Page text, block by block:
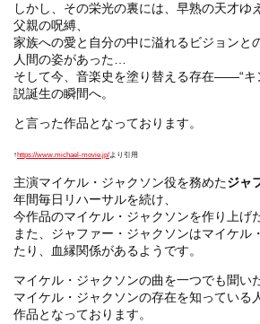
しかし、その栄光の裏には、早熟の天才ゆ
父親の呪縛、
家族への愛と自分の中に溢れるビジョンと
人間の姿があった…
そして今、音楽史を塗り替える存在——“キ
説誕生の瞬間へ。
と言った作品となっております。
↑ https://www.michael-movie.jp/より引用
主演マイケル・ジャクソン役を務めたジャ
年間毎日リハーサルを続け、
今作品のマイケル・ジャクソンを作り上げ
また、ジャファー・ジャクソンはマイケル
たり、血縁関係があるようです。
マイケル・ジャクソンの曲を一つでも聞い
マイケル・ジャクソンの存在を知っている
作品となっております。